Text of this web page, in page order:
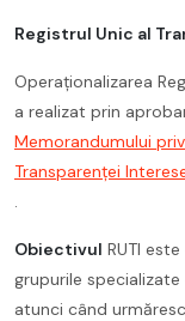
Registrul Unic al
Operaționalizarea
a realizat prin
Memorandumului
Transparenței
.
Obiectivul RUTI
grupurile
atunci când